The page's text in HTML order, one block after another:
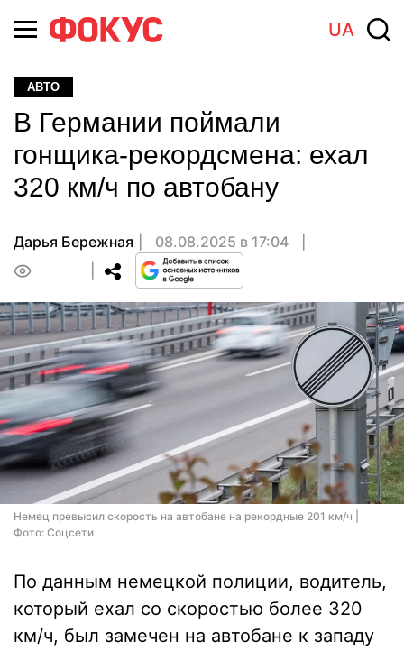
UA
АВТО
В Германии поймали
гонщика-рекордсмена: ехал
320 км/ч по автобану
Дарья Бережная
08.08.2025 в 17:04
Немец превысил скорость на автобане на рекордные 201 км/ч |
Фото: Соцсети
По данным немецкой полиции, водитель,
который ехал со скоростью более 320
км/ч, был замечен на автобане к западу